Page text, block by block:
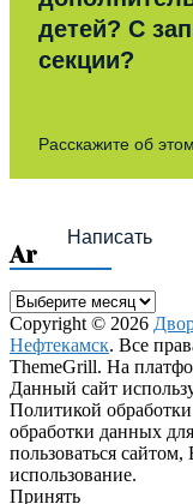
детей? С
секции?
Расскажите об этом
Написать
Archives
Archives
Copyright © 2026
Нефтекамск. Все
ThemeGrill. На
Данный сайт
Политикой
обработки данных
пользоваться
использование.
Принять